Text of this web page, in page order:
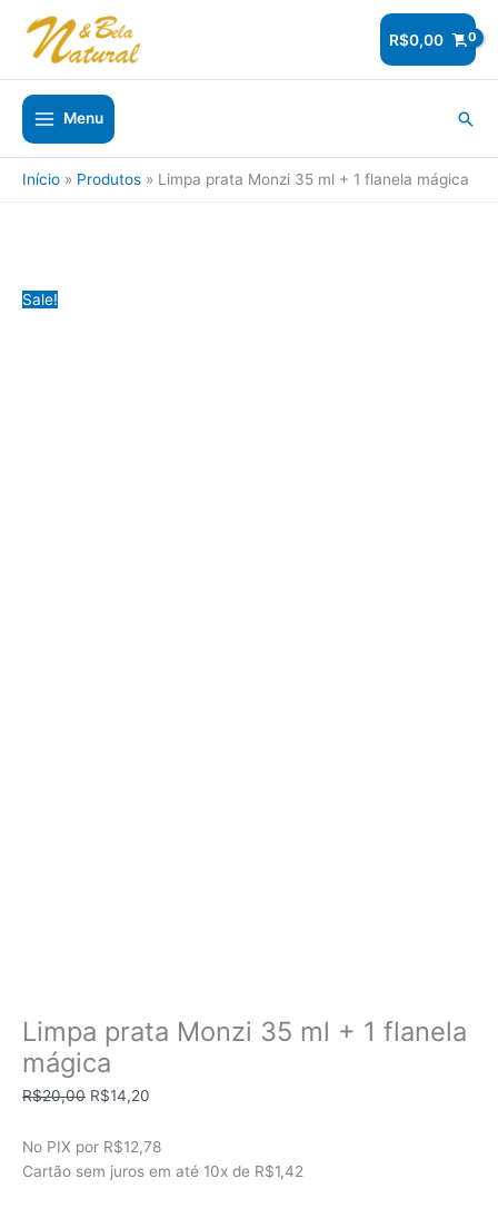
para
conteúdo
R$0,00
Menu
Início Produtos Limpa prata Monzi 35 ml + 1 flanela mágica
Sale!
Limpa prata Monzi 35 ml + 1 flanela
mágica
R$20,00 O
original
era:
R$14,20
atual
é:
No PIX por R$12,78
Cartão sem juros em até 10x de R$1,42